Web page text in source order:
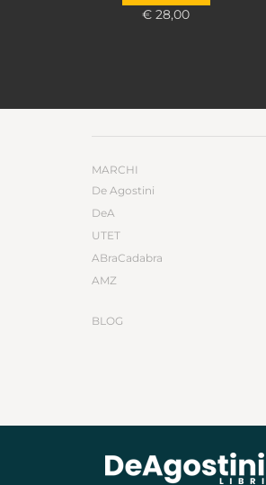
€ 28,00
MARCHI
De Agostini
DeA
UTET
ABraCadabra
AMZ
BLOG